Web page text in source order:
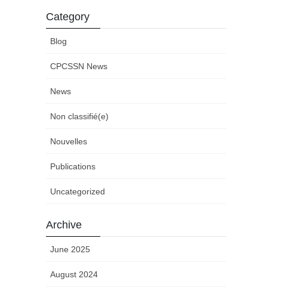
Category
Blog
CPCSSN News
News
Non classifié(e)
Nouvelles
Publications
Uncategorized
Archive
June 2025
August 2024